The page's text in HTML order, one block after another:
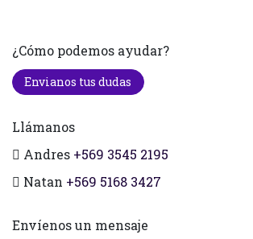
¿Cómo podemos ayudar?
Envianos tus dudas
Llámanos
Andres +569 3545 2195
Natan +569 5168 3427
Envíenos un mensaje